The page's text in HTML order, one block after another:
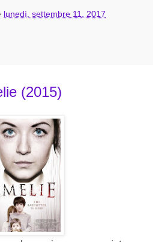
lunedì, settembre 11, 2017
(2015)